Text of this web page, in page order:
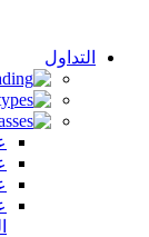
التداول